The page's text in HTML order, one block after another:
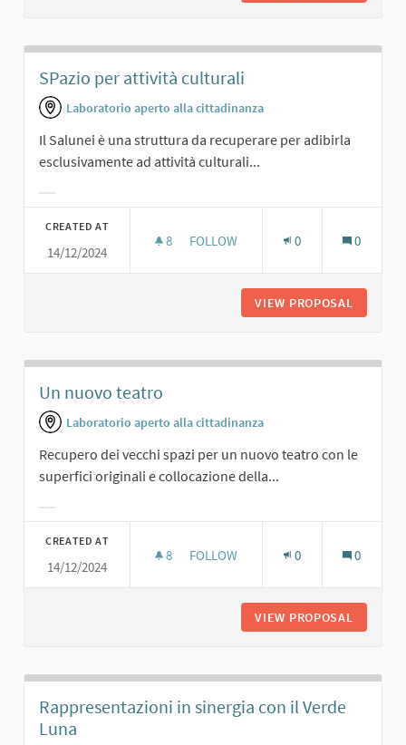
SPazio per attività culturali
Laboratorio aperto alla cittadinanza
Il Salunei è una struttura da recuperare per adibirla
esclusivamente ad attività culturali...
CREATED AT
14/12/2024
8 8 FOLLOWERS
FOLLOW 0 0
VIEW PROPOSAL
Un nuovo teatro
Laboratorio aperto alla cittadinanza
Recupero dei vecchi spazi per un nuovo teatro con le
superfici originali e collocazione della...
CREATED AT
14/12/2024
8 8 FOLLOWERS
FOLLOW 0 0
VIEW PROPOSAL
Rappresentazioni in sinergia con il Verde
Luna